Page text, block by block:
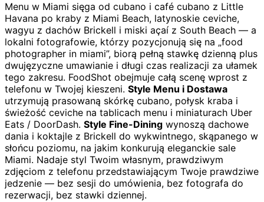
Menu w Miami sięga od cubano i café cubano z Little
Havana po kraby z Miami Beach, latynoskie ceviche,
wagyu z dachów Brickell i miski açaí z South Beach — a
lokalni fotografowie, którzy pozycjonują się na „food
photographer in miami”, biorą pełną stawkę dzienną plus
dwujęzyczne umawianie i długi czas realizacji za ułamek
tego zakresu. FoodShot obejmuje całą scenę wprost z
telefonu w Twojej kieszeni. Style Menu i Dostawa
utrzymują prasowaną skórkę cubano, połysk kraba i
świeżość ceviche na tablicach menu i miniaturach Uber
Eats / DoorDash. Style Fine-Dining wynoszą dachowe
dania i koktajle z Brickell do wykwintnego, skąpanego w
słońcu poziomu, na jakim konkurują eleganckie sale
Miami. Nadaje styl Twoim własnym, prawdziwym
zdjęciom z telefonu przedstawiającym Twoje prawdziwe
jedzenie — bez sesji do umówienia, bez fotografa do
rezerwacji, bez stawki dziennej.